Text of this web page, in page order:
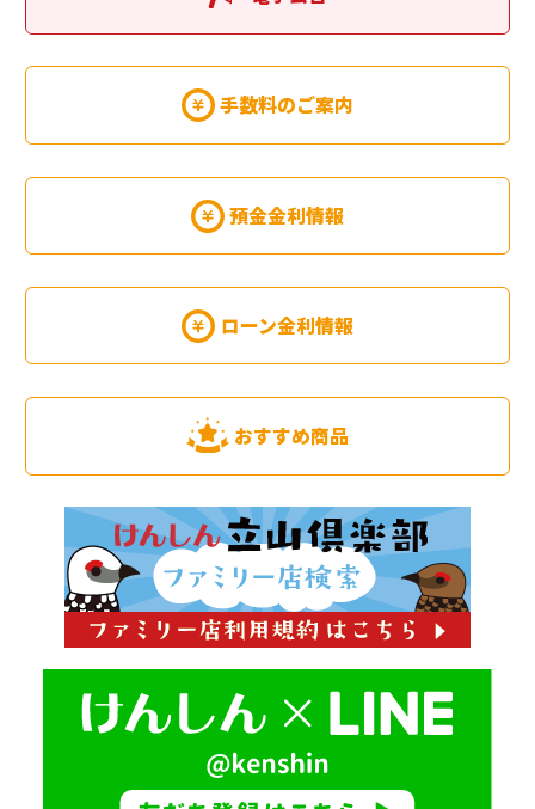
手数料のご案内
預金金利情報
ローン金利情報
おすすめ商品